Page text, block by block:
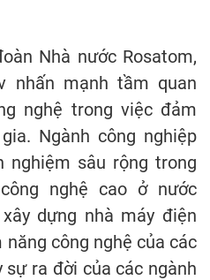
Nhà nước Rosatom,
nhấn mạnh tầm quan
nghệ trong việc đảm
Ngành công nghiệp
nghiệm sâu rộng trong
nghệ cao ở nước
dựng nhà máy điện
công nghệ của các
ra đời của các ngành